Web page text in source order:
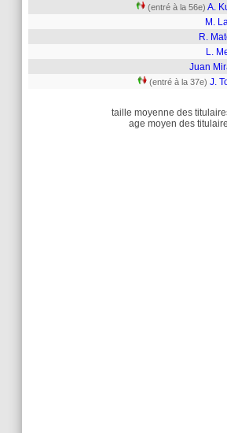
(entré à la 56e) A.
M.
R.
L.
Juan
(entré à la 37e) J.
taille moyenne des
age moyen des